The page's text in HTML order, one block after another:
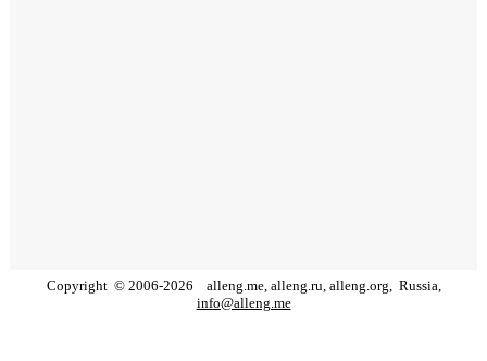
Copyright © 2006-2026 alleng.me, alleng.ru, alleng.org, Russia,
info@alleng.me